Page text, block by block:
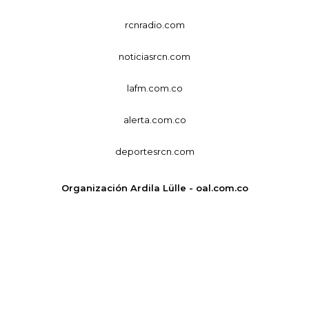
rcnradio.com
noticiasrcn.com
lafm.com.co
alerta.com.co
deportesrcn.com
Organización Ardila Lülle - oal.com.co